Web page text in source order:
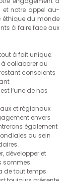
et notre appel au-
éthique du monde
à faire face aux
à fait unique.
à collaborer au
conscients
l’une de nos
et régionaux
envers
également
au sein
développer et
sommes
de tout temps